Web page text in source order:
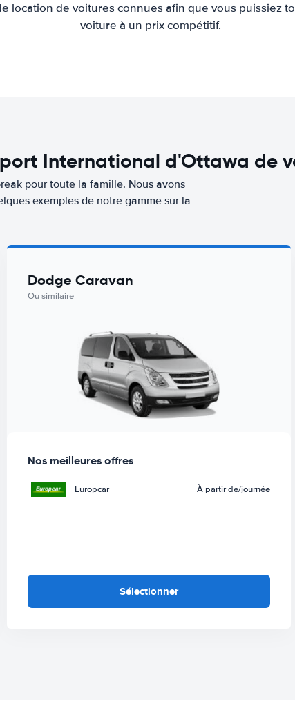
location de voitures connues afin que vous puissiez
voiture à un prix compétitif.
International d'Ottawa de
pour toute la famille. Nous avons
exemples de notre gamme sur la
Dodge Caravan
Ou similaire
Nos meilleures offres
Europcar À partir de/journée
Sélectionner